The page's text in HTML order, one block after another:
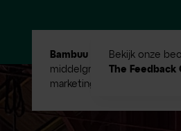
Bambuu #2
in Emerce100
middelgroot digital
marketingbureaus!
Bekijk onze
The